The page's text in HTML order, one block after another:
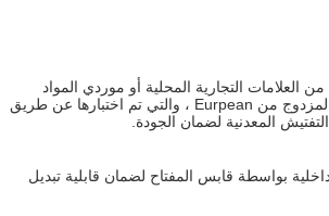
من العلامات التجارية المحلية أو موردي المواد
المتخصصة ذات اللولب المزدوج من Eurpean ، والتي تم اختبارها عن طريق
المعدنية لضمان الجودة.
بواسطة قابس المفتاح لضمان قابلية تبديل